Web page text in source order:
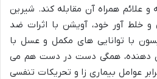
و علائم همراه آن مقابله کند. شیرین
خلط آور خود، آویشن با اثرات ضد
با توانایی های مکمل و عسل با
دهنده، همگی دست در دست هم می
عوامل بیماری زا و تحریکات تنفسی